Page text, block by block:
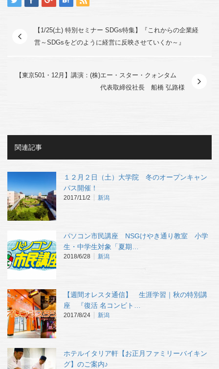
【1/25(土) 特別セミナー SDGs特集】『これからの企業経
営～SDGsをどのように経営に反映させていくか～』
【東京501・12月】講演：(株)エー・スター・クォンタム
代表取締役社長 船橋 弘路様
関連記事
１２月２日（土）大学院 冬のオープンキャン
パス開催！
2017/11/2 新潟
パソコン市民講座 NSGけやき通り教室 小学
生・中学生対象「夏期…
2018/6/28 新潟
【週間オレスタ通信】 生涯学習｜秋の特別講
座 『復活 名コンビト…
2017/8/24 新潟
ホテルイタリア軒【お正月ファミリーバイキン
グ】のご案内♪